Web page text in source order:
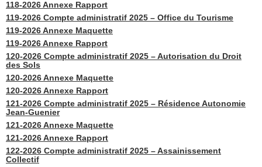
118-2026 Annexe Rapport
119-2026 Compte administratif 2025 – Office du Tourisme
119-2026 Annexe Maquette
119-2026 Annexe Rapport
120-2026 Compte administratif 2025 – Autorisation du Droit
des Sols
120-2026 Annexe Maquette
120-2026 Annexe Rapport
121-2026 Compte administratif 2025 – Résidence Autonomie
Jean-Guenier
121-2026 Annexe Maquette
121-2026 Annexe Rapport
122-2026 Compte administratif 2025 – Assainissement
Collectif